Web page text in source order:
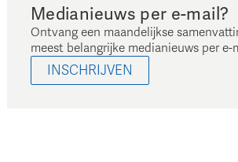
Medianieuws per e-mail?
Ontvang een maandelijkse
meest belangrijke medianieuws per e-
INSCHRIJVEN